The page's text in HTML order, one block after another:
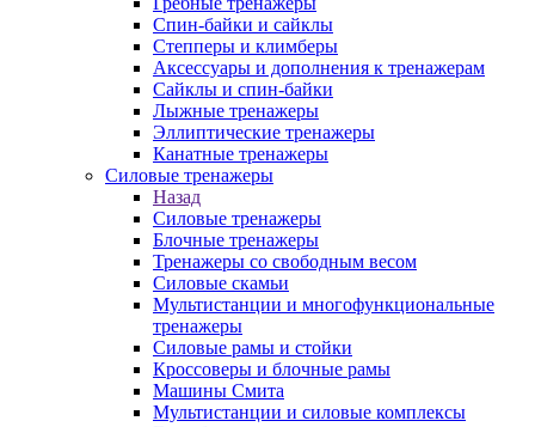
Спин-байки и сайклы
Степперы и климберы
Аксессуары и дополнения к тренажерам
Сайклы и спин-байки
Лыжные тренажеры
Эллиптические тренажеры
Канатные тренажеры
Силовые тренажеры
Назад
Силовые тренажеры
Блочные тренажеры
Тренажеры со свободным весом
Силовые скамьи
Мультистанции и многофункциональные
тренажеры
Силовые рамы и стойки
Кроссоверы и блочные рамы
Машины Смита
Мультистанции и силовые комплексы